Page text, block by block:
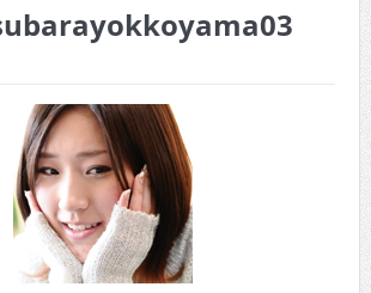
289号
288号
287号
286号
285号
294号